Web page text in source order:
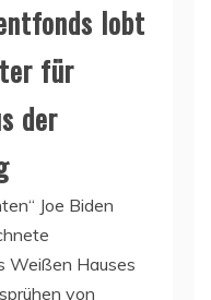
lobt
für
der
Joe Biden
Weißen Hauses
von